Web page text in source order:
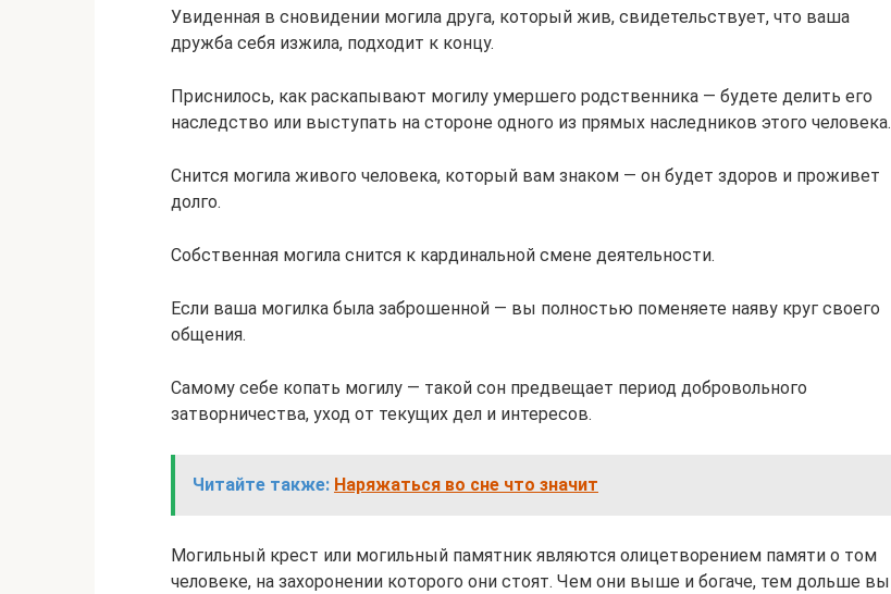
Увиденная в сновидении могила друга, который жив, свидетельствует, что ваша
дружба себя изжила, подходит к концу.
Приснилось, как раскапывают могилу умершего родственника — будете делить его
наследство или выступать на стороне одного из прямых наследников этого человека.
Снится могила живого человека, который вам знаком — он будет здоров и проживет
долго.
Собственная могила снится к кардинальной смене деятельности.
Если ваша могилка была заброшенной — вы полностью поменяете наяву круг своего
общения.
Самому себе копать могилу — такой сон предвещает период добровольного
затворничества, уход от текущих дел и интересов.
Читайте также: Наряжаться во сне что значит
Могильный крест или могильный памятник являются олицетворением памяти о том
человеке, на захоронении которого они стоят. Чем они выше и богаче, тем дольше вы